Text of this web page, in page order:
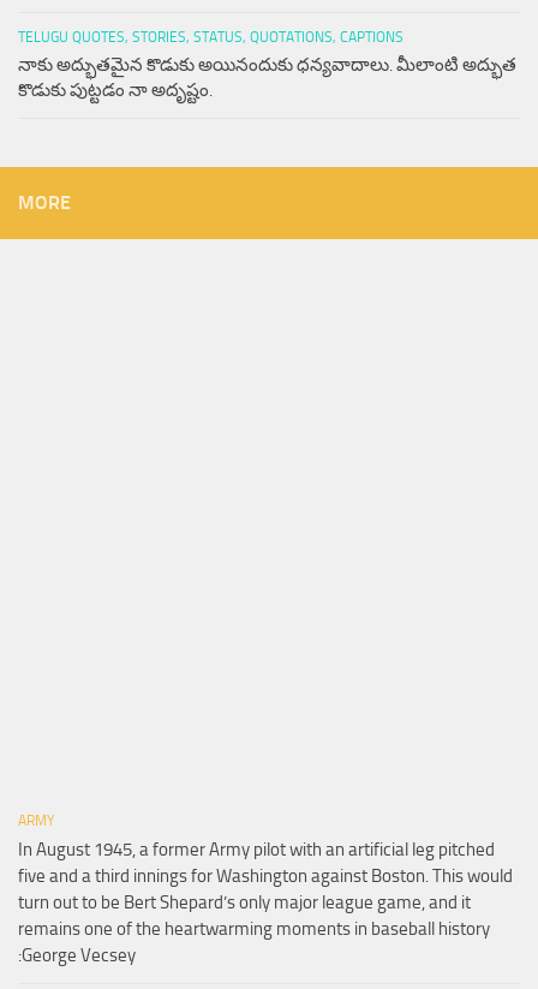
TELUGU QUOTES, STORIES, STATUS, QUOTATIONS, CAPTIONS
నాకు అద్భుతమైన కొడుకు అయినందుకు ధన్యవాదాలు. మీలాంటి అద్భుత
కొడుకు పుట్టడం నా అదృష్టం.
MORE
ARMY
In August 1945, a former Army pilot with an artificial leg pitched
five and a third innings for Washington against Boston. This would
turn out to be Bert Shepard’s only major league game, and it
remains one of the heartwarming moments in baseball history
:George Vecsey